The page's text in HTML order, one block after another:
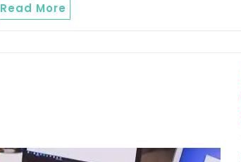
Read More